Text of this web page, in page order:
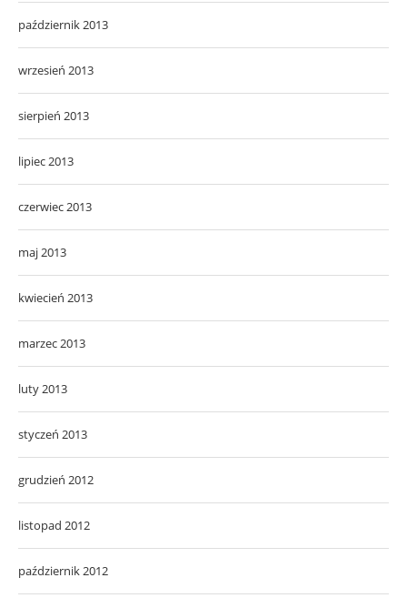
październik 2013
wrzesień 2013
sierpień 2013
lipiec 2013
czerwiec 2013
maj 2013
kwiecień 2013
marzec 2013
luty 2013
styczeń 2013
grudzień 2012
listopad 2012
październik 2012